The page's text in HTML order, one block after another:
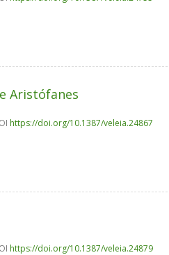
Aristófanes
https://doi.org/10.1387/veleia.24867
https://doi.org/10.1387/veleia.24879